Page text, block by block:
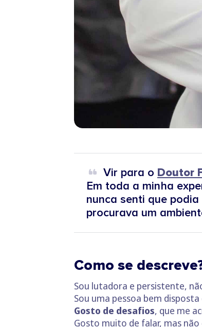
Vir para o Doutor
Em toda a minha
nunca senti que
procurava um
Como se
Sou lutadora e persistente,
Sou uma pessoa bem
Gosto de desafios, que me
Gosto muito de falar, mas